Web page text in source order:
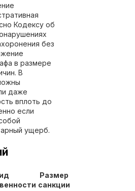
Кодексу об
без
в размере
В
даже
вплоть до
если
ущерб.
Размер
санкции